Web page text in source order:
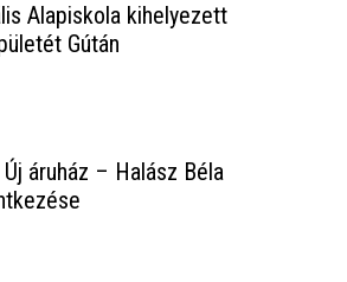
Alapiskola kihelyezett
Gútán
áruház – Halász Béla